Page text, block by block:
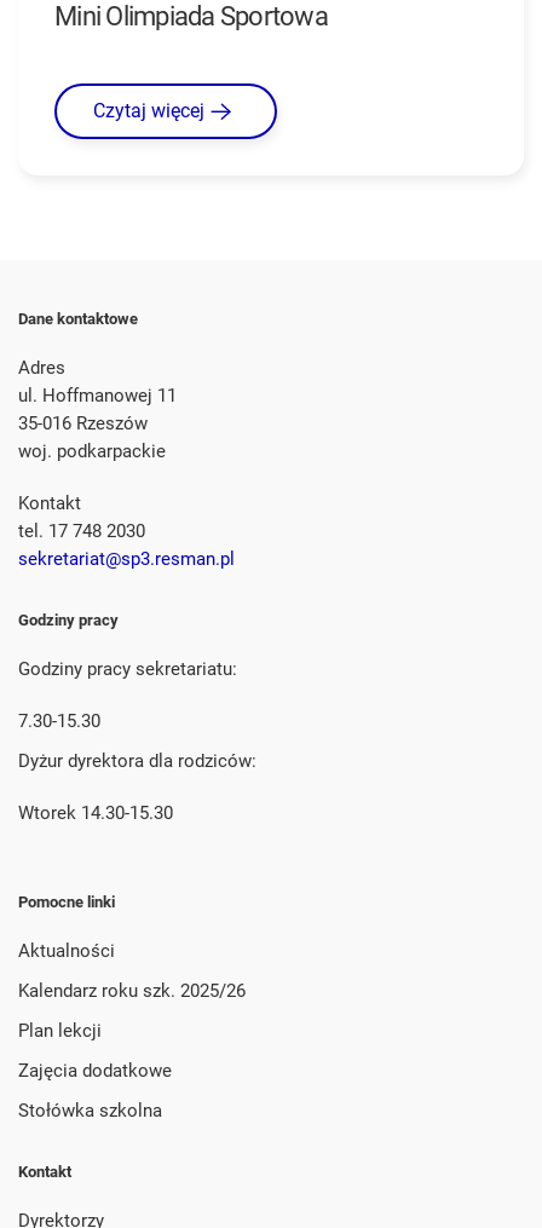
Mini Olimpiada Sportowa
Czytaj więcej
Dane kontaktowe
Adres
ul. Hoffmanowej 11
35-016 Rzeszów
woj. podkarpackie
Kontakt
tel. 17 748 2030
sekretariat@sp3.resman.pl
Godziny pracy
Godziny pracy sekretariatu:
7.30-15.30
Dyżur dyrektora dla rodziców:
Wtorek 14.30-15.30
Pomocne linki
Aktualności
Kalendarz roku szk. 2025/26
Plan lekcji
Zajęcia dodatkowe
Stołówka szkolna
Kontakt
Dyrektorzy